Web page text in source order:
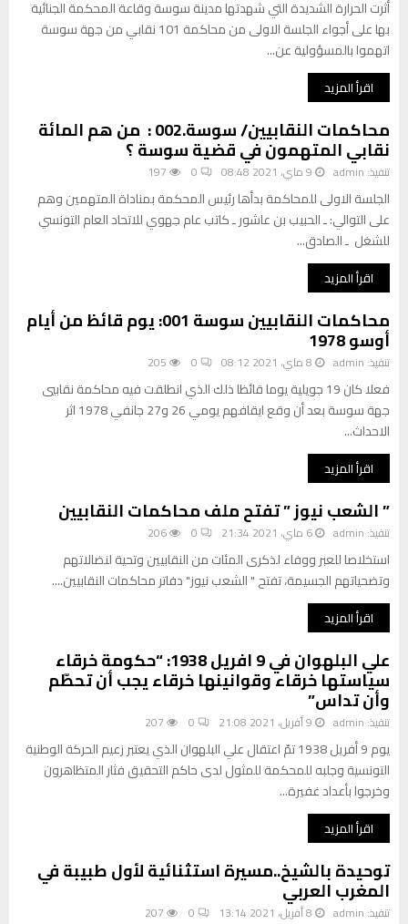
أثرت الحرارة الشديدة التي شهدتها مدينة سوسة وقاعة المحكمة الجنائية
بها على أجواء الجلسة الاولى من محاكمة 101 نقابي من جهة سوسة
اتهموا بالمسؤولية عن...
اقرأ المزيد
محاكمات النقابيين/ سوسة.002 : من هم المائة
نقابي المتهمون في قضية سوسة ؟
تنفيذ: admin 9 ماي، 2021 08:48 0
197
الجلسة الاولى للمحاكمة بدأها رئيس المحكمة بمناداة المتهمين وهم
على التوالي: ـ الحبيب بن عاشور ـ كاتب عام جهوي للاتحاد العام التونسي
للشغل ـ الصادق...
اقرأ المزيد
محاكمات النقابيين سوسة 001: يوم قائظ من أيام
أوسو 1978
تنفيذ: admin 8 ماي، 2021 08:12 0
205
فعلا كان 19 جويلية يوما قائظا ذلك الذي انطلقت فيه محاكمة نقابيي
جهة سوسة بعد أن وقع ايقافهم يومي 26 و27 جانفي 1978 اثر
الاحداث...
اقرأ المزيد
” الشعب نيوز ” تفتح ملف محاكمات النقابيين
تنفيذ: admin 6 ماي، 2021 21:34 0
206
استخلاصا للعبر ووفاء لذكرى المئات من النقابيين وتحية لنضالاتهم
وتضحياتهم الجسيمة، تفتح " الشعب نيوز" دفاتر محاكمات النقابيين....
اقرأ المزيد
علي البلهوان في 9 افريل 1938: “حكومة خرقاء
سياستها خرقاء وقوانينها خرقاء يجب أن تحطّم
وأن تداس”
تنفيذ: admin 9 أفريل، 2021 21:08 0
207
يوم 9 أفريل 1938 تمّ اعتقال علي البلهوان الذي يعتبر زعيم الحركة الوطنية
التونسية وجلبه للمحكمة للمثول لدى حاكم التحقيق فثار المتظاهرون
وخرجوا بأعداد غفيرة...
اقرأ المزيد
توحيدة بالشيخ..مسيرة استثنائية لأول طبيبة في
المغرب العربي
تنفيذ: admin 8 أفريل، 2021 13:14 0
207